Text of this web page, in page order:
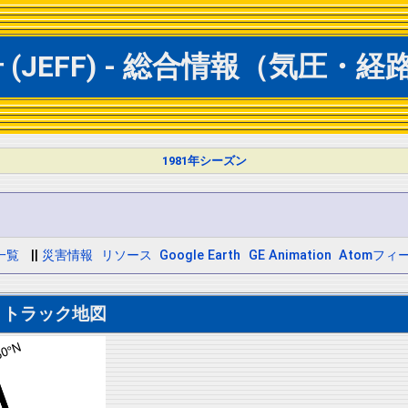
- 総合情報（気圧・経路
1981年シーズン
覧 災害情報 リソース Google Earth GE Animation Atomフィ
ラック地図